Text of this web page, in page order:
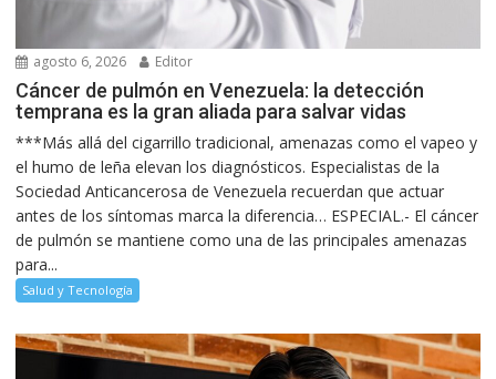
agosto 6, 2026 Editor
Cáncer de pulmón en Venezuela: la detección
temprana es la gran aliada para salvar vidas
***Más allá del cigarrillo tradicional, amenazas como el vapeo y
el humo de leña elevan los diagnósticos. Especialistas de la
Sociedad Anticancerosa de Venezuela recuerdan que actuar
antes de los síntomas marca la diferencia… ESPECIAL.- El cáncer
de pulmón se mantiene como una de las principales amenazas
para...
Salud y Tecnología